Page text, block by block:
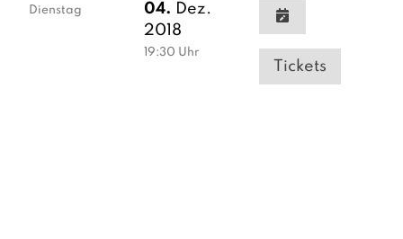
Dienstag 04. Dez.
2018
19:30 Uhr
Tickets